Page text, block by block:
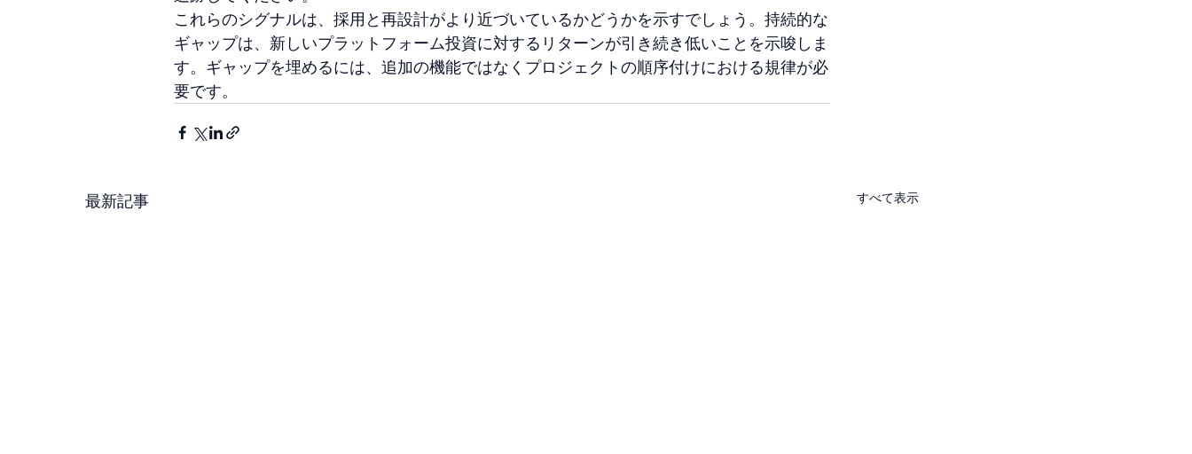
これらのシグナルは、採用と再設計がより近づいているかどうかを示すでしょう。持続的な
ギャップは、新しいプラットフォーム投資に対するリターンが引き続き低いことを示唆しま
す。ギャップを埋めるには、追加の機能ではなくプロジェクトの順序付けにおける規律が必
要です。
最新記事 すべて表示